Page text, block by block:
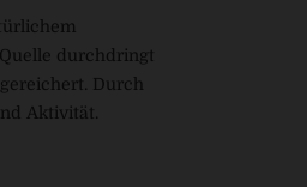
durchdringt
Durch
Aktivität.